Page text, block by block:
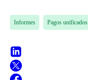
Informes Pagos unificados